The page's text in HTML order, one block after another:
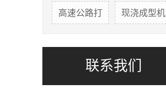
高速公路打 现浇成型机
联系我们